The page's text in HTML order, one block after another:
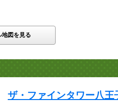
地図を見る
ザ・ファインタワー八